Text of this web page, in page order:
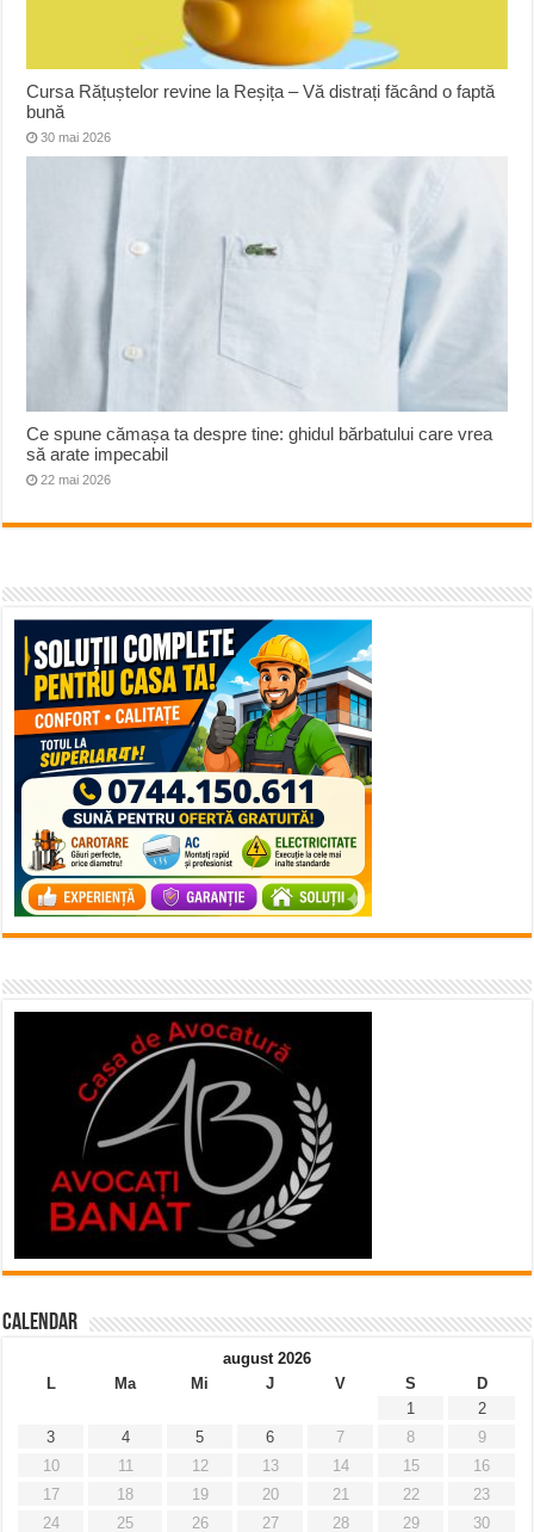
Cursa Rățuștelor revine la Reșița – Vă distrați făcând o faptă
bună
30 mai 2026
Ce spune cămașa ta despre tine: ghidul bărbatului care vrea
să arate impecabil
22 mai 2026
Calendar
august 2026
L
Ma Mi J V S
D
1
2
3
4 5 6 7 8
9
10
11 12 13 14 15
16
17
18 19 20 21 22
23
24
25 26 27 28 29
30